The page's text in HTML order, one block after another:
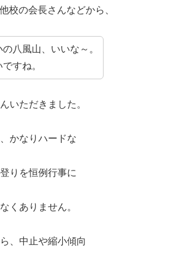
校の会長さんなどから、
八風山、いいな～。
すね。
いただきました。
かなりハードな
りを恒例行事に
くありません。
、中止や縮小傾向